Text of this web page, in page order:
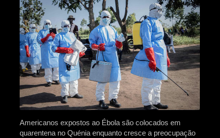
Americanos expostos ao Ébola são colocados em
quarentena no Quénia enquanto cresce a preocupação